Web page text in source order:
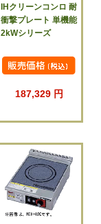
IHクリーンコンロ 耐
衝撃プレート 単機能
2kWシリーズ
187,329 円